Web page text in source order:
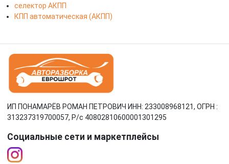
селектор АКПП
КПП автоматическая (АКПП)
ИП ПОНАМАРЁВ РОМАН ПЕТРОВИЧ ИНН: 233008968121, ОГРН :
313237319700057, Р/c 40802810600001301295
Социальные сети и маркетплейсы